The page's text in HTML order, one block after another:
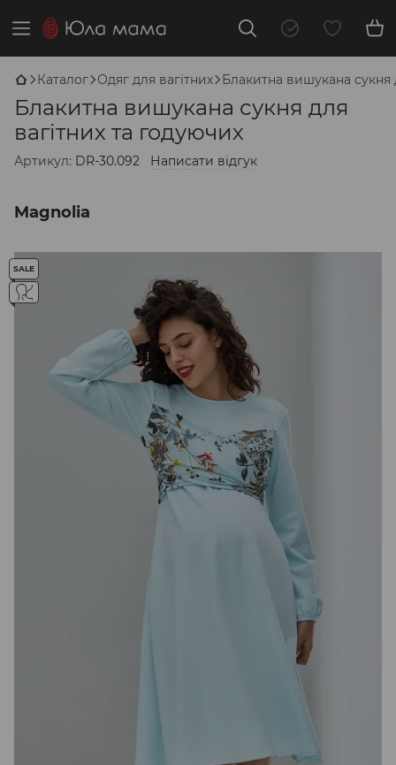
Каталог Одяг для вагітних Блакитна вишукана сукня
Блакитна вишукана сукня для
вагітних та годуючих
Артикул: DR-30.092 Написати відгук
Magnolia
SALE